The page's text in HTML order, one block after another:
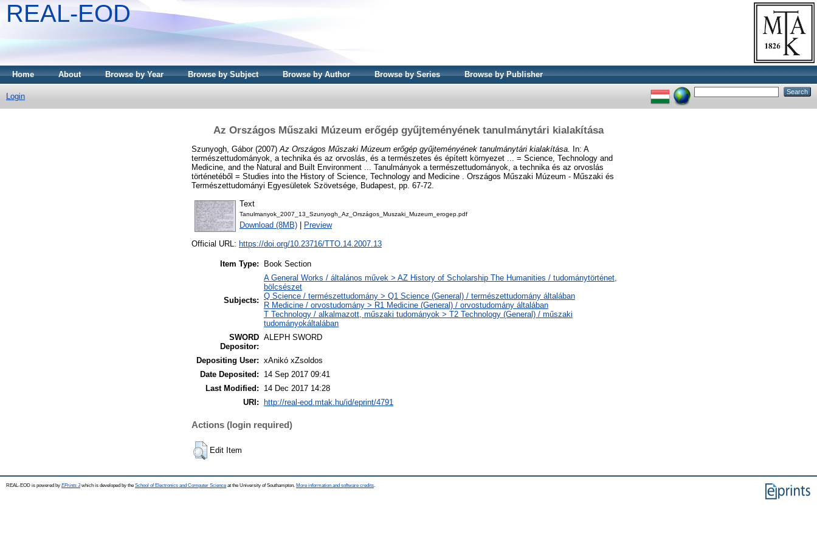
REAL-EOD
Home About Browse by Year Browse by Subject Browse by Author Browse by Series Browse by Publisher
Login
Az Országos Műszaki Múzeum erőgép gyűjteményének tanulmánytári kialakítása
Szunyogh, Gábor(2007) Az Országos Műszaki Múzeum erőgép gyűjteményének tanulmánytári kialakítása. In: A
természettudományok, a technika és az orvoslás, és a természetes és épített környezet ... = Science, Technology and
Medicine, and the Natural and Built Environment ... Tanulmányok a természettudományok, a technika és az orvoslás
történetéből = Studies into the History of Science, Technology and Medicine . Országos Műszaki Múzeum - Műszaki és
Természettudományi Egyesületek Szövetsége, Budapest, pp. 67-72.
Text
Tanulmanyok_2007_13_Szunyogh_Az_Országos_Muszaki_Muzeum_erogep.pdf
Download (8MB) Preview
Official URL: https://doi.org/10.23716/TTO.14.2007.13
Item Type: Book Section
Subjects:
A General Works / általános művek > AZ History of Scholarship The Humanities / tudománytörténet,
bölcsészet
Q Science / természettudomány > Q1 Science (General) / természettudomány általában
R Medicine / orvostudomány > R1 Medicine (General) / orvostudomány általában
T Technology / alkalmazott, műszaki tudományok > T2 Technology (General) / műszaki
tudományokáltalában
SWORD
Depositor:
ALEPH SWORD
Depositing User: xAnikó xZsoldos
Date Deposited:
14 Sep 2017 09:41
Last Modified:
14 Dec 2017 14:28
URI:
http://real-eod.mtak.hu/id/eprint/4791
Actions (login required)
Edit Item
REAL-EOD is powered by EPrints 3which is developed by the School of Electronics and Computer Science at the University of Southampton. More information and software credits